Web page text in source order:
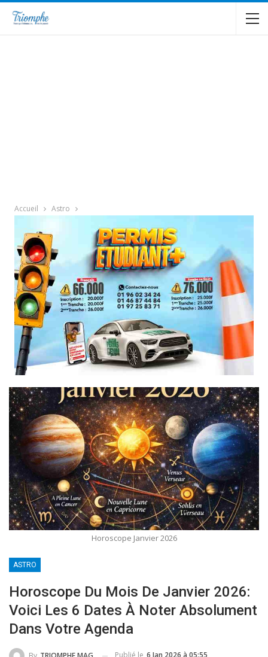
Accueil Astro
Horoscope Janvier 2026
ASTRO
Horoscope Du Mois De Janvier 2026:
Voici Les 6 Dates À Noter Absolument
Dans Votre Agenda